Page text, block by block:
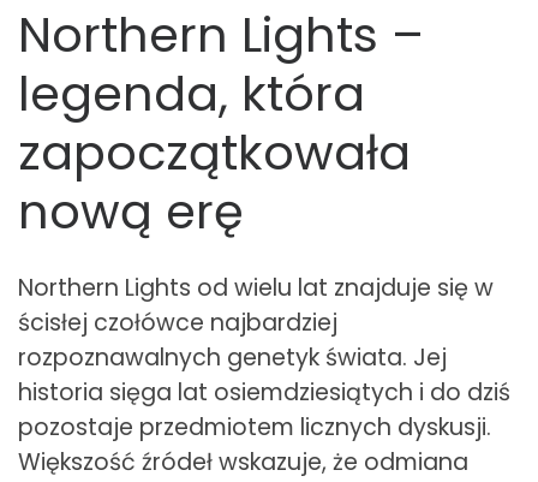
Northern Lights –
legenda, która
zapoczątkowała
nową erę
Northern Lights od wielu lat znajduje się w
ścisłej czołówce najbardziej
rozpoznawalnych genetyk świata. Jej
historia sięga lat osiemdziesiątych i do dziś
pozostaje przedmiotem licznych dyskusji.
Większość źródeł wskazuje, że odmiana